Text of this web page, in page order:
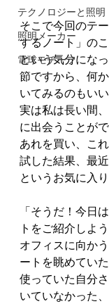
テクノロジーと照明
照明メーカー
電球モチーフ
そこで今回のテ
するノート」の
という気分にな
節ですから、何
いてみるのもい
実は私は長い間
に出会うことが
あれを買い、こ
試した結果、最
というお気に入
「そうだ！今日
トをご紹介しよ
オフィスに向か
ートを眺めてい
使っていた自分
いていなかった